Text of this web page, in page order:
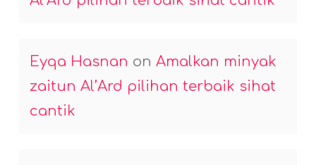
Eyqa Hasnan on Amalkan minyak
zaitun Al’Ard pilihan terbaik sihat
cantik